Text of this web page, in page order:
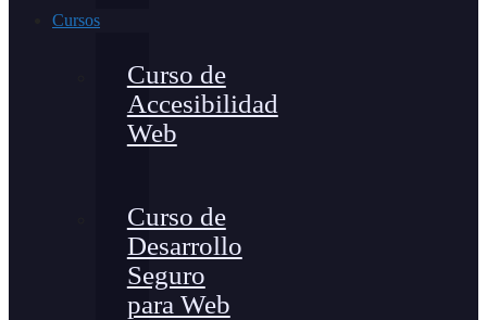
Cursos
Curso de
Accesibilidad
Web
Curso de
Desarrollo
Seguro
para Web